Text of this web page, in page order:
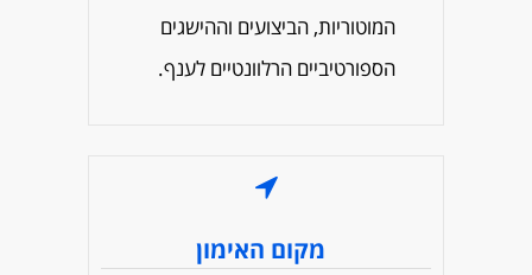
המוטוריות, הביצועים וההישגים
הספורטיביים הרלוונטיים לענף.
מקום האימון